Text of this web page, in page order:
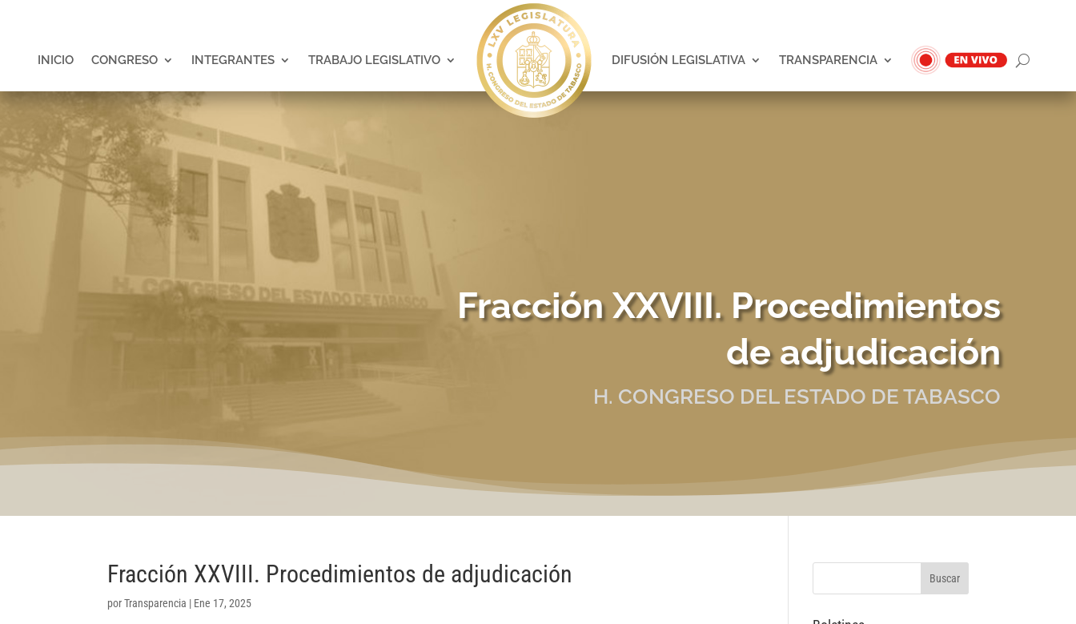
INICIO CONGRESO INTEGRANTES TRABAJO LEGISLATIVO DIFUSIÓN LEGISLATIVA TRANSPARENCIA
Fracción XXVIII. Procedimientos
de adjudicación
H. CONGRESO DEL ESTADO DE TABASCO
Fracción XXVIII. Procedimientos de adjudicación
porTransparencia | Ene 17, 2025